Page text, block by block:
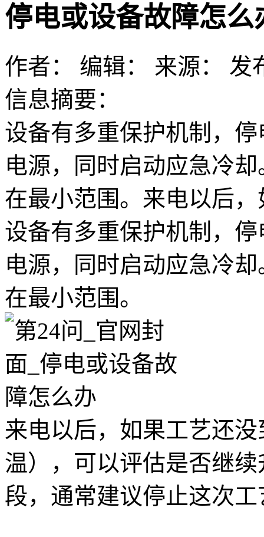
停电或设备故障怎么
作者： 编辑： 来源： 发
信息摘要：
设备有多重保护机制，
电源，同时启动应急冷
在最小范围。来电以后
设备有多重保护机制，
电源，同时启动应急冷
在最小范围。
来电以后，如果工艺还
温），可以评估是否继
段，通常建议停止这次